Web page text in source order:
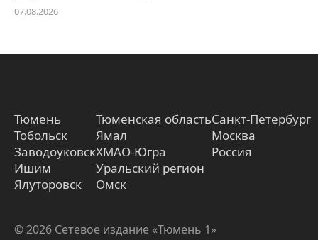
07.08.2026
Тюмень
Тобольск
Заводоуковск
Ишим
Ялуторовск
Тюменская область
Ямал
ХМАО-Югра
Уральский регион
Омск
Санкт-Петербург
Москва
Россия
© 2026 Сетевое издание «Тюмень 1»